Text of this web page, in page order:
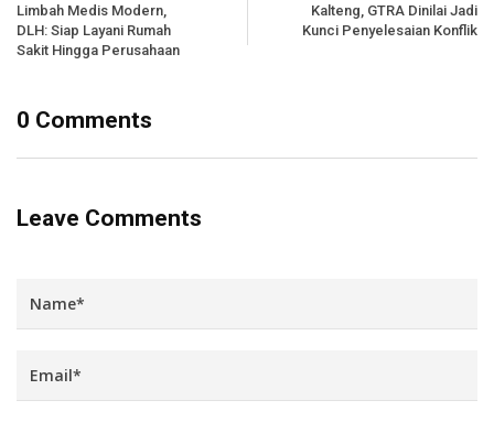
Limbah Medis Modern,
DLH: Siap Layani Rumah
Sakit Hingga Perusahaan
Kalteng, GTRA Dinilai Jadi
Kunci Penyelesaian Konflik
0 Comments
Leave Comments